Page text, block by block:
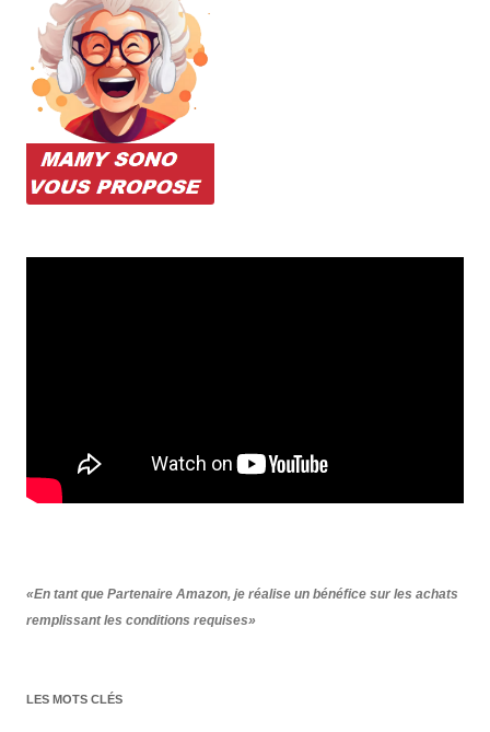
«En tant que Partenaire Amazon, je réalise un bénéfice sur les achats
remplissant les conditions requises»
LES MOTS CLÉS